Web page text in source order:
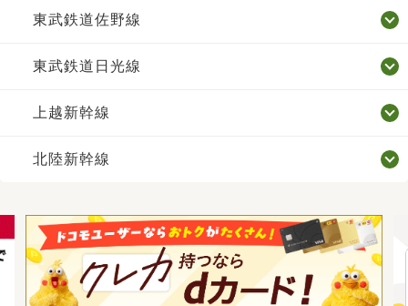
東武鉄道佐野線
東武鉄道日光線
上越新幹線
北陸新幹線